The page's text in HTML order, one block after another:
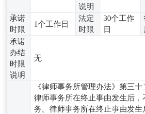
说明
承诺
时限
1个工作日
法定
时限
30个工作
日
承诺
办结
时限
说明
无
《律师事务所管理办法》第三十
律师事务所在终止事由发生后，
务。律师事务所在终止事由发